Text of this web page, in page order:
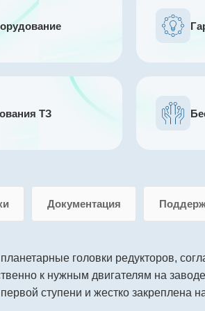
ТЗ
Документация
головки редукторов,
к нужным двигателям на
ступени и жестко закреплена